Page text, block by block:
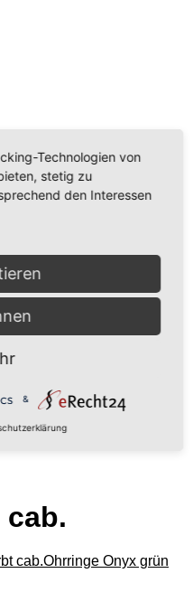
Service kann Daten
lesen Sie die Details
des Service zu,
Management
cab.Ohrringe Onyx grün
Technologien von
stetig zu
den Interessen
&